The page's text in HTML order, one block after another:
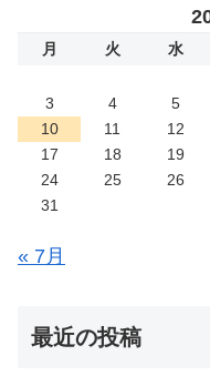
月 火 水
3
4 5
10
11 12
17
18 19
24
25 26
31
« 7月
最近の投稿